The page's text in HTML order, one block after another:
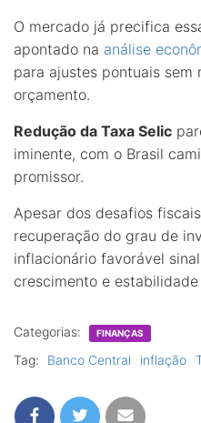
O mercado já precifica
apontado na análise
para ajustes pontuais sem
orçamento.
Redução da Taxa Selic
iminente, com o Brasil
promissor.
Apesar dos desafios
recuperação do grau de
inflacionário favorável
crescimento e
Categorias: FINANÇAS
Tag: Banco Central inflação